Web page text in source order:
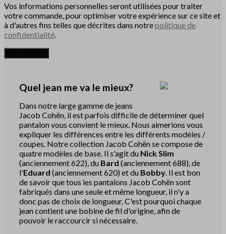
Vos informations personnelles seront utilisées pour traiter
votre commande, pour optimiser votre expérience sur ce site et
à d'autres fins telles que décrites dans notrepolitique de
confidentialité.
Quel jean me va le mieux?
Dans notre large gamme de jeans
Jacob Cohën, il est parfois difficile de déterminer quel
pantalon vous convient le mieux. Nous aimerions vous
expliquer les différences entre les différents modèles /
coupes. Notre collection Jacob Cohën se compose de
quatre modèles de base. Il s'agit du Nick Slim
(anciennement 622), du Bard (anciennement 688), de
l'Eduard (anciennement 620) et du Bobby. Il est bon
de savoir que tous les pantalons Jacob Cohën sont
fabriqués dans une seule et même longueur, il n'y a
donc pas de choix de longueur. C'est pourquoi chaque
jean contient une bobine de fil d'origine, afin de
pouvoir le raccourcir si nécessaire.